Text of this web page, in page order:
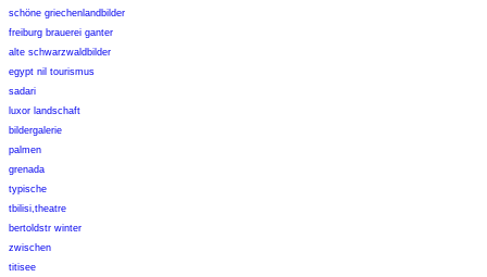
schöne griechenlandbilder
freiburg brauerei ganter
alte schwarzwaldbilder
egypt nil tourismus
sadari
luxor landschaft
bildergalerie
palmen
grenada
typische
tbilisi,theatre
bertoldstr winter
zwischen
titisee